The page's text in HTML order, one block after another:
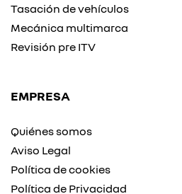
Tasación de vehículos
Mecánica multimarca
Revisión pre ITV
EMPRESA
Quiénes somos
Aviso Legal
Política de cookies
Política de Privacidad